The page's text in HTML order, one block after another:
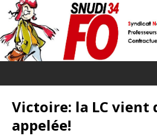
Victoire: la LC vient
appelée!